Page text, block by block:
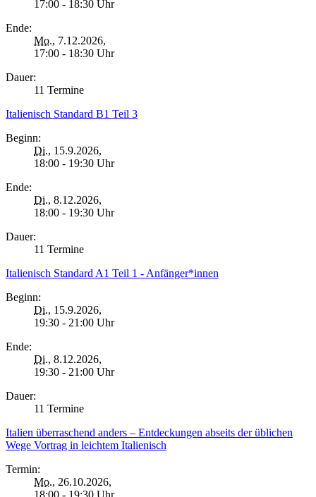
17:00 - 18:30 Uhr
Ende:
Mo., 7.12.2026,
17:00 - 18:30 Uhr
Dauer:
11 Termine
Italienisch Standard B1 Teil 3
Beginn:
Di., 15.9.2026,
18:00 - 19:30 Uhr
Ende:
Di., 8.12.2026,
18:00 - 19:30 Uhr
Dauer:
11 Termine
Italienisch Standard A1 Teil 1 - Anfänger*innen
Beginn:
Di., 15.9.2026,
19:30 - 21:00 Uhr
Ende:
Di., 8.12.2026,
19:30 - 21:00 Uhr
Dauer:
11 Termine
Italien überraschend anders – Entdeckungen abseits der üblichen
Wege Vortrag in leichtem Italienisch
Termin:
Mo., 26.10.2026,
18:00 - 19:30 Uhr